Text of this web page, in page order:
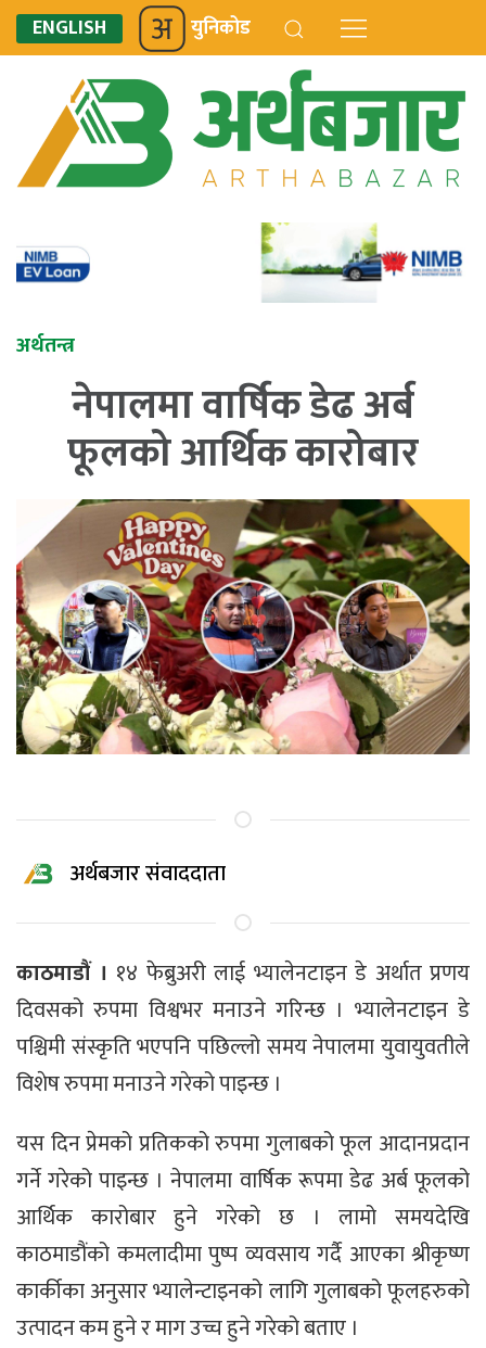
ENGLISH युनिकोड
अर्थतन्त्र
नेपालमा वार्षिक डेढ अर्ब
फूलको आर्थिक कारोबार
अर्थबजार संवाददाता
काठमाडौं । १४ फेब्रुअरी लाई भ्यालेनटाइन डे अर्थात प्रणय
दिवसको रुपमा विश्वभर मनाउने गरिन्छ । भ्यालेनटाइन डे
पश्चिमी संस्कृति भएपनि पछिल्लो समय नेपालमा युवायुवतीले
विशेष रुपमा मनाउने गरेको पाइन्छ ।
यस दिन प्रेमको प्रतिकको रुपमा गुलाबको फूल आदानप्रदान
गर्ने गरेको पाइन्छ । नेपालमा वार्षिक रूपमा डेढ अर्ब फूलको
आर्थिक कारोबार हुने गरेको छ । लामो समयदेखि
काठमाडौंको कमलादीमा पुष्प व्यवसाय गर्दै आएका श्रीकृष्ण
कार्कीका अनुसार भ्यालेन्टाइनको लागि गुलाबको फूलहरुको
उत्पादन कम हुने र माग उच्च हुने गरेको बताए ।